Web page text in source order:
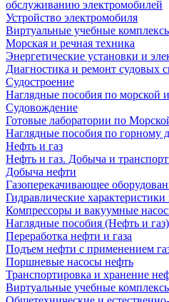
обслуживанию электромобилей
Устройство электромобиля
Виртуальные учебные
Морская и речная техника
Энергетические установки и
Диагностика и ремонт судовых
Судостроение
Наглядные пособия по морской
Судовождение
Готовые лаборатории по
Наглядные пособия по горному
Нефть и газ
Нефть и газ. Добыча и
Добыча нефти
Газоперекачивающее
Гидравлические
Компрессоры и вакуумные
Наглядные пособия (Нефть и газ)
Переработка нефти и газа
Подъем нефти с применением
Поршневые насосы нефть
Транспортировка и хранение
Виртуальные учебные